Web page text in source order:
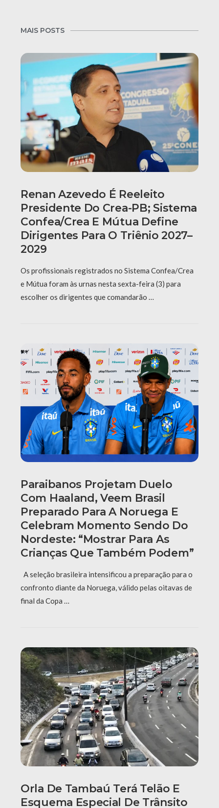
MAIS POSTS
Renan Azevedo É Reeleito
Presidente Do Crea-PB; Sistema
Confea/Crea E Mútua Define
Dirigentes Para O Triênio 2027–
2029
Os profissionais registrados no Sistema Confea/Crea
e Mútua foram às urnas nesta sexta-feira (3) para
escolher os dirigentes que comandarão …
Paraibanos Projetam Duelo
Com Haaland, Veem Brasil
Preparado Para A Noruega E
Celebram Momento Sendo Do
Nordeste: “Mostrar Para As
Crianças Que Também Podem”
A seleção brasileira intensificou a preparação para o
confronto diante da Noruega, válido pelas oitavas de
final da Copa …
Orla De Tambaú Terá Telão E
Esquema Especial De Trânsito